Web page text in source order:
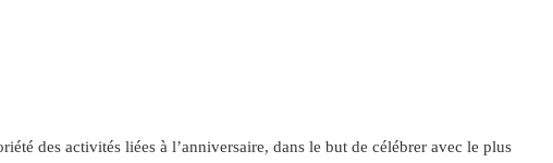
des activités liées à l’anniversaire, dans le but de célébrer avec le plus